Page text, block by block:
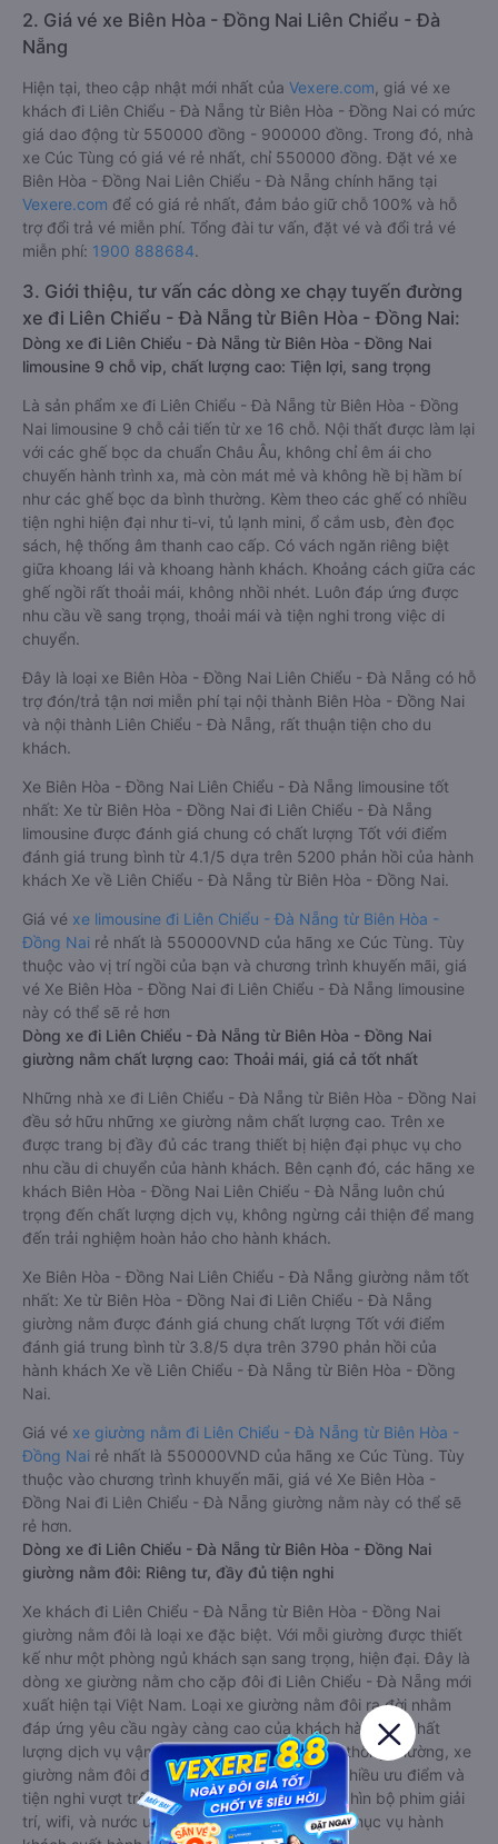
2. Giá vé xe Biên Hòa - Đồng Nai Liên Chiểu - Đà
Nẵng
Hiện tại, theo cập nhật mới nhất của Vexere.com , giá vé xe
khách đi Liên Chiểu - Đà Nẵng từ Biên Hòa - Đồng Nai có mức
giá dao động từ 550000 đồng - 900000 đồng. Trong đó, nhà
xe Cúc Tùng có giá vé rẻ nhất, chỉ 550000 đồng. Đặt vé xe
Biên Hòa - Đồng Nai Liên Chiểu - Đà Nẵng chính hãng tại
Vexere.com để có giá rẻ nhất, đảm bảo giữ chỗ 100% và hỗ
trợ đổi trả vé miễn phí. Tổng đài tư vấn, đặt vé và đổi trả vé
miễn phí: 1900 888684.
3. Giới thiệu, tư vấn các dòng xe chạy tuyến đường
xe đi Liên Chiểu - Đà Nẵng từ Biên Hòa - Đồng Nai:
Dòng xe đi Liên Chiểu - Đà Nẵng từ Biên Hòa - Đồng Nai
limousine 9 chỗ vip, chất lượng cao: Tiện lợi, sang trọng
Là sản phẩm xe đi Liên Chiểu - Đà Nẵng từ Biên Hòa - Đồng
Nai limousine 9 chỗ cải tiến từ xe 16 chỗ. Nội thất được làm lại
với các ghế bọc da chuẩn Châu Âu, không chỉ êm ái cho
chuyến hành trình xa, mà còn mát mẻ và không hề bị hầm bí
như các ghế bọc da bình thường. Kèm theo các ghế có nhiều
tiện nghi hiện đại như ti-vi, tủ lạnh mini, ổ cắm usb, đèn đọc
sách, hệ thống âm thanh cao cấp. Có vách ngăn riêng biệt
giữa khoang lái và khoang hành khách. Khoảng cách giữa các
ghế ngồi rất thoải mái, không nhồi nhét. Luôn đáp ứng được
nhu cầu về sang trọng, thoải mái và tiện nghi trong việc di
chuyển.
Đây là loại xe Biên Hòa - Đồng Nai Liên Chiểu - Đà Nẵng có hỗ
trợ đón/trả tận nơi miễn phí tại nội thành Biên Hòa - Đồng Nai
và nội thành Liên Chiểu - Đà Nẵng, rất thuận tiện cho du
khách.
Xe Biên Hòa - Đồng Nai Liên Chiểu - Đà Nẵng limousine tốt
nhất: Xe từ Biên Hòa - Đồng Nai đi Liên Chiểu - Đà Nẵng
limousine được đánh giá chung có chất lượng Tốt với điểm
đánh giá trung bình từ 4.1/5 dựa trên 5200 phản hồi của hành
khách Xe về Liên Chiểu - Đà Nẵng từ Biên Hòa - Đồng Nai.
Giá vé xe limousine đi Liên Chiểu - Đà Nẵng từ Biên Hòa -
Đồng Nai rẻ nhất là 550000VND của hãng xe Cúc Tùng. Tùy
thuộc vào vị trí ngồi của bạn và chương trình khuyến mãi, giá
vé Xe Biên Hòa - Đồng Nai đi Liên Chiểu - Đà Nẵng limousine
này có thể sẽ rẻ hơn
Dòng xe đi Liên Chiểu - Đà Nẵng từ Biên Hòa - Đồng Nai
giường nằm chất lượng cao: Thoải mái, giá cả tốt nhất
Những nhà xe đi Liên Chiểu - Đà Nẵng từ Biên Hòa - Đồng Nai
đều sở hữu những xe giường nằm chất lượng cao. Trên xe
được trang bị đầy đủ các trang thiết bị hiện đại phục vụ cho
nhu cầu di chuyển của hành khách. Bên cạnh đó, các hãng xe
khách Biên Hòa - Đồng Nai Liên Chiểu - Đà Nẵng luôn chú
trọng đến chất lượng dịch vụ, không ngừng cải thiện để mang
đến trải nghiệm hoàn hảo cho hành khách.
Xe Biên Hòa - Đồng Nai Liên Chiểu - Đà Nẵng giường nằm tốt
nhất: Xe từ Biên Hòa - Đồng Nai đi Liên Chiểu - Đà Nẵng
giường nằm được đánh giá chung chất lượng Tốt với điểm
đánh giá trung bình từ 3.8/5 dựa trên 3790 phản hồi của
hành khách Xe về Liên Chiểu - Đà Nẵng từ Biên Hòa - Đồng
Nai.
Giá vé xe giường nằm đi Liên Chiểu - Đà Nẵng từ Biên Hòa -
Đồng Nai rẻ nhất là 550000VND của hãng xe Cúc Tùng. Tùy
thuộc vào chương trình khuyến mãi, giá vé Xe Biên Hòa -
Đồng Nai đi Liên Chiểu - Đà Nẵng giường nằm này có thể sẽ
rẻ hơn.
Dòng xe đi Liên Chiểu - Đà Nẵng từ Biên Hòa - Đồng Nai
giường nằm đôi: Riêng tư, đầy đủ tiện nghi
Xe khách đi Liên Chiểu - Đà Nẵng từ Biên Hòa - Đồng Nai
giường nằm đôi là loại xe đặc biệt. Với mỗi giường được thiết
kế như một phòng ngủ khách sạn sang trọng, hiện đại. Đây là
dòng xe giường nằm cho cặp đôi đi Liên Chiểu - Đà Nẵng mới
xuất hiện tại Việt Nam. Loại xe giường nằm đôi ra đời nhằm
đáp ứng yêu cầu ngày càng cao của khách hàng về chất
lượng dịch vụ vận tải. So với xe giường nằm thông thường, xe
giường nằm đôi đi Liên Chiểu - Đà Nẵng có nhiều ưu điểm và
tiện nghi vượt trội. Màn hình LCD với hàng nghìn bộ phim giải
trí, wifi, và nước uống và chăn đắp miễn phí phục vụ hành